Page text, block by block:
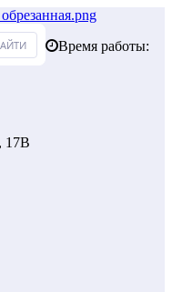
Время работы:
17В